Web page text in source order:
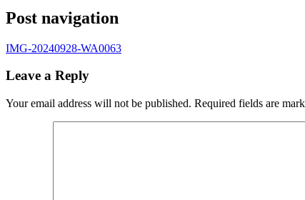
Post navigation
IMG-20240928-WA0063
Leave a Reply
Your email address will not be published. Required fields are